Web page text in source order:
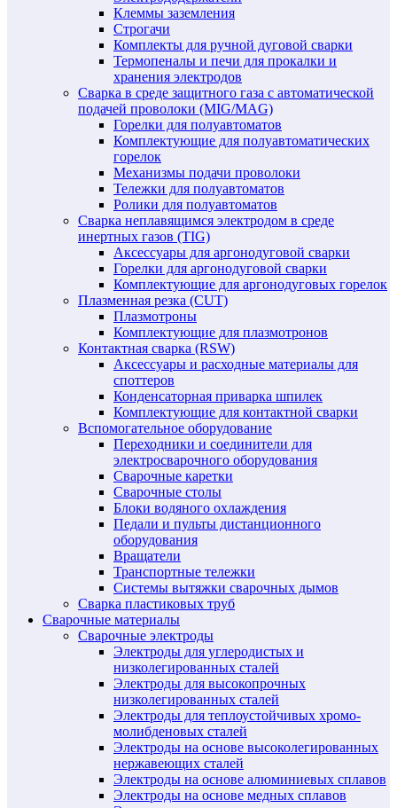
Клеммы заземления
Строгачи
Комплекты для ручной дуговой сварки
Термопеналы и печи для прокалки и
хранения электродов
Сварка в среде защитного газа с автоматической
подачей проволоки (MIG/MAG)
Горелки для полуавтоматов
Комплектующие для полуавтоматических
горелок
Механизмы подачи проволоки
Тележки для полуавтоматов
Ролики для полуавтоматов
Сварка неплавящимся электродом в среде
инертных газов (TIG)
Аксессуары для аргонодуговой сварки
Горелки для аргонодуговой сварки
Комплектующие для аргонодуговых горелок
Плазменная резка (CUT)
Плазмотроны
Комплектующие для плазмотронов
Контактная сварка (RSW)
Аксессуары и расходные материалы для
споттеров
Конденсаторная приварка шпилек
Комплектующие для контактной сварки
Вспомогательное оборудование
Переходники и соединители для
электросварочного оборудования
Сварочные каретки
Сварочные столы
Блоки водяного охлаждения
Педали и пульты дистанционного
оборудования
Вращатели
Транспортные тележки
Системы вытяжки сварочных дымов
Сварка пластиковых труб
Сварочные материалы
Сварочные электроды
Электроды для углеродистых и
низколегированных сталей
Электроды для высокопрочных
низколегированных сталей
Электроды для теплоустойчивых хромо-
молибденовых сталей
Электроды на основе высоколегированных
нержавеющих сталей
Электроды на основе алюминиевых сплавов
Электроды на основе медных сплавов